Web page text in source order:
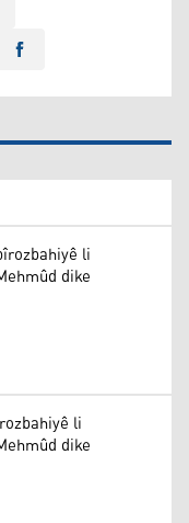
li
dike
li
dike